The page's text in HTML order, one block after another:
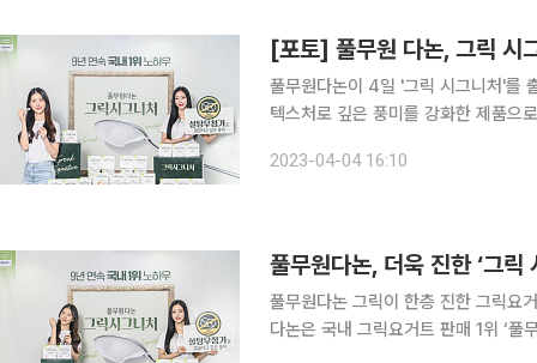
[포토] 풀무원 다논, 그릭 시
풀무원다논이 4일 '그릭 시그니처'를
텍스처로 깊은 풍미를 강화한 제품으
2023-04-04 16:10
풀무원다논, 더욱 진한 ‘그릭
풀무원다논 그릭이 한층 진한 그릭요거트를 선보
다논은 국내 그릭요거트 판매 1위 ‘풀